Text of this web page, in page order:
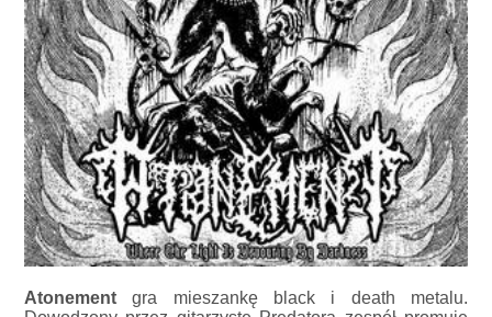
Atonement gra mieszankę black i death metalu.